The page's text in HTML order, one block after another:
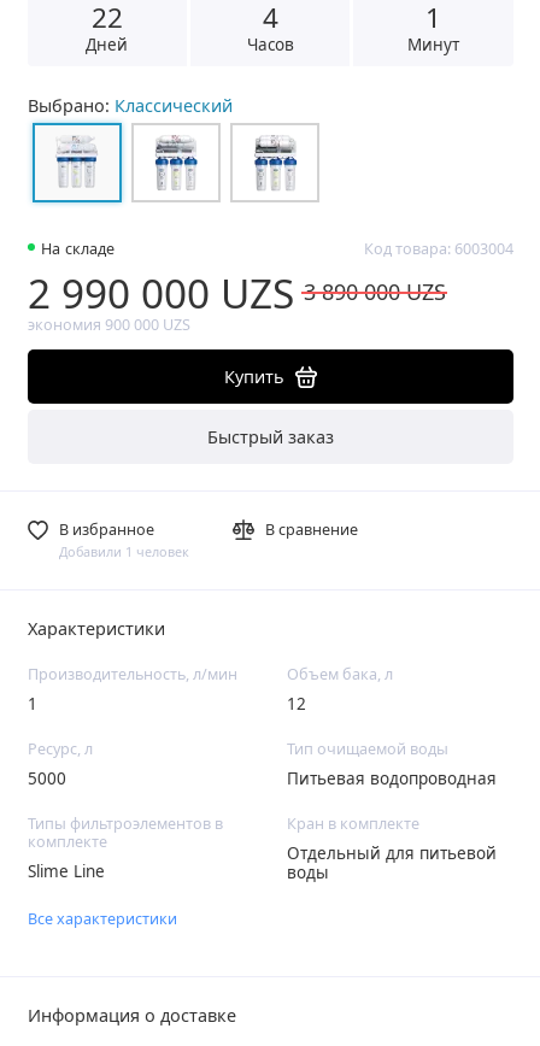
22
Дней
4
Часов
1
Минут
На складе Код товара: 6003004
2 990 000 UZS 3 890 000 UZS
экономия 900 000 UZS
Купить
Быстрый заказ
В избранное
Добавили 1 человек
В сравнение
Выбрано: Классический
Характеристики
Производительность, л/мин
1
Объем бака, л
12
Ресурс, л
5000
Тип очищаемой воды
Питьевая водопроводная
Типы фильтроэлементов в
комплекте
Slime Line
Кран в комплекте
Отдельный для питьевой
воды
Все характеристики
Информация о доставке